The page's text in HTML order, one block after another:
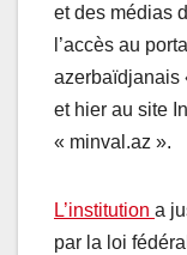
et des médias
l’accès au
azerbaïdjanais
et hier au site
« minval.az ».
L’institution a
par la loi